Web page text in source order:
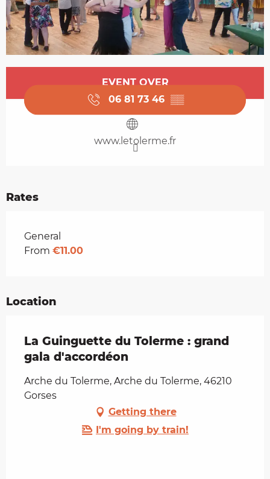
Opening hours & contact details
EVENT OVER
06 81 73 46 ▒▒
www.letolerme.fr
Rates
Rates 2026
General
From €11.00
Location
La Guinguette du Tolerme : grand
gala d'accordéon
Arche du Tolerme, Arche du Tolerme, 46210
Gorses
Getting there
I'm going by train!